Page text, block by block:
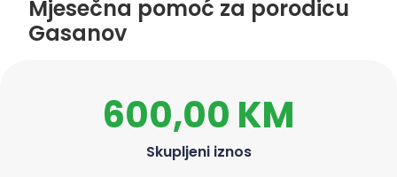
Mjesečna pomoć za porodicu
Gasanov
600,00 KM
Skupljeni iznos